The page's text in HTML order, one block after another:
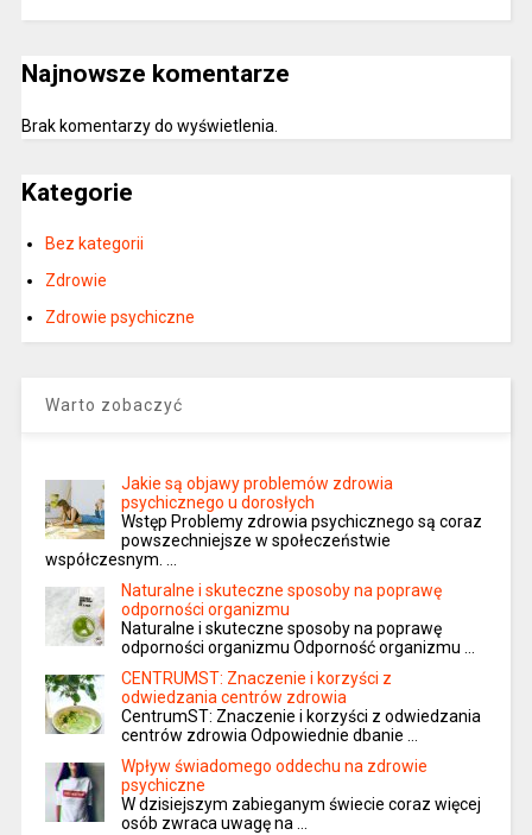
Najnowsze komentarze
Brak komentarzy do wyświetlenia.
Kategorie
Bez kategorii
Zdrowie
Zdrowie psychiczne
Warto zobaczyć
Jakie są objawy problemów zdrowia
psychicznego u dorosłych
Wstęp Problemy zdrowia psychicznego są coraz
powszechniejsze w społeczeństwie
współczesnym. …
Naturalne i skuteczne sposoby na poprawę
odporności organizmu
Naturalne i skuteczne sposoby na poprawę
odporności organizmu Odporność organizmu …
CENTRUMST: Znaczenie i korzyści z
odwiedzania centrów zdrowia
CentrumST: Znaczenie i korzyści z odwiedzania
centrów zdrowia Odpowiednie dbanie …
Wpływ świadomego oddechu na zdrowie
psychiczne
W dzisiejszym zabieganym świecie coraz więcej
osób zwraca uwagę na …